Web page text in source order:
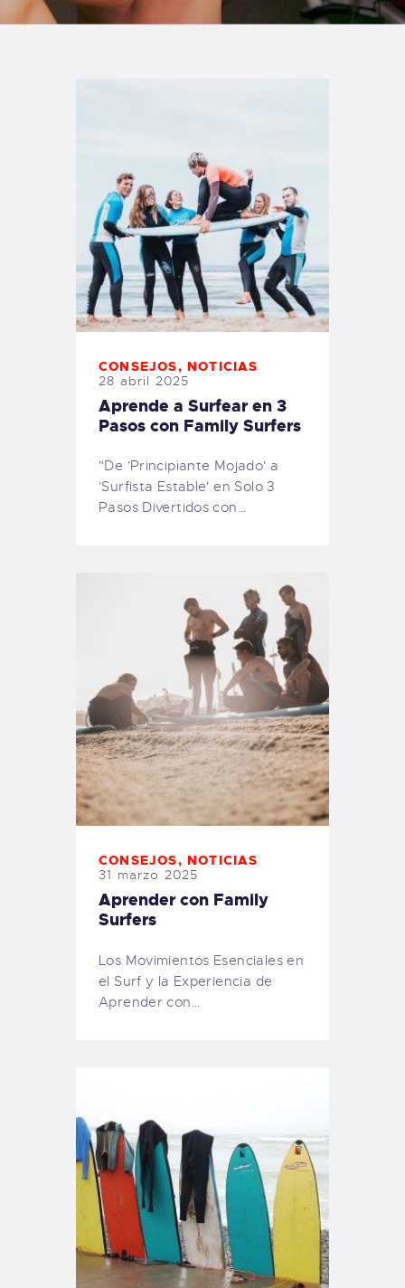
TIENDA FAMILY SURFERS
CONSEJOS, NOTICIAS
28 abril 2025
Aprende a Surfear en 3
Pasos con Family Surfers
"De 'Principiante Mojado' a
'Surfista Estable' en Solo 3
Pasos Divertidos con…
CONSEJOS, NOTICIAS
31 marzo 2025
Aprender con Family
Surfers
Los Movimientos Esenciales en
el Surf y la Experiencia de
Aprender con…